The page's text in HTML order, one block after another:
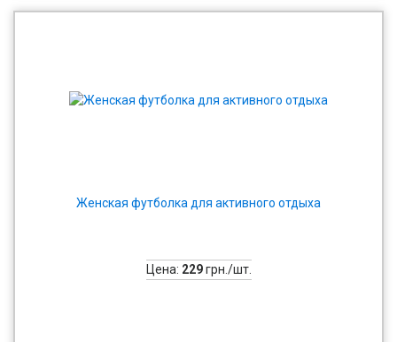
Женская футболка для активного отдыха
Цена: 229грн./шт.